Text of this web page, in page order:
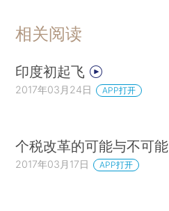
相关阅读
印度初起飞
2017年03月24日 APP打开
个税改革的可能与不可能
2017年03月17日 APP打开